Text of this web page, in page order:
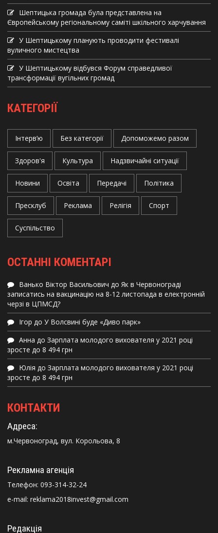
Шептицька громада була представлена на
Європейському регіональному саміті шкільного харчування
У Шептицькому планують проводити фестивалі
вуличного мистецтва
У Шептицькому відбувся Форум справедливої
трансформації вугільних громад
КАТЕГОРІЇ
Інтерв’ю Без категорії Допоможемо разом
Здоров'я Культура Надзвичайні ситуації
Новини Освіта Передачі Політика
Пресклуб Реклама Релігія Спорт
Суспільство
ОСТАННІ КОМЕНТАРІ
Ванько Віктор Васильович до Як в Червонограді
записатись на вакцинацію на 8-12 листопада в електронній
черзі в ЦПМСД?
Ігор до У Волсвині буде «Диво парк»
Анна до Зарплата молодого вихователя у 2021 році
зросте до 8 494 грн
Юлія до Зарплата молодого вихователя у 2021 році
зросте до 8 494 грн
КОНТАКТИ
Адреса:
м.Червоноград, вул. Корольова, 8
Рекламна агенція
Телефон: 093-314-32-24
e-mail: reklama2018invest@gmail.com
Редакція